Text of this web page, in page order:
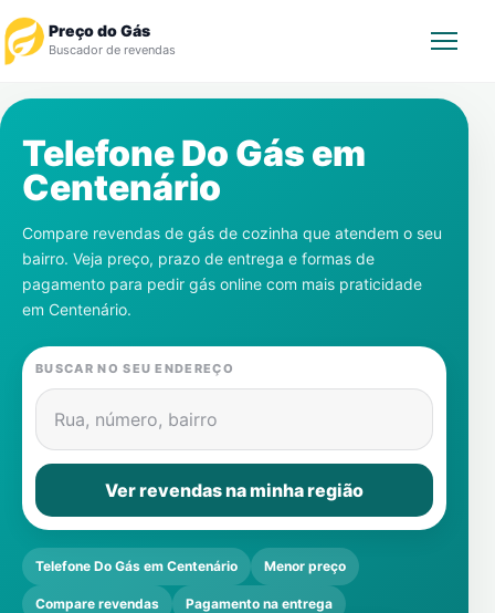
Preço do Gás
Buscador de revendas
Revendedor
Notícias
Cadastre-se
Gás
Contatos
Telefone Do Gás em
Centenário
Compare revendas de gás de cozinha que atendem o seu
bairro. Veja preço, prazo de entrega e formas de
pagamento para pedir gás online com mais praticidade
em Centenário.
BUSCAR NO SEU ENDEREÇO
Rua, número, bairro
Ver revendas na minha região
Telefone Do Gás em Centenário Menor preço
Compare revendas Pagamento na entrega